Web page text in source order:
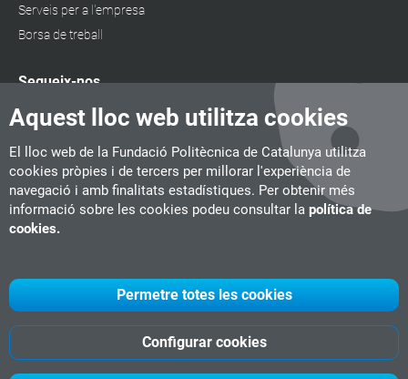
Aquest lloc web utilitza cookies
El lloc web de la Fundació Politècnica de Catalunya utilitza
cookies pròpies i de tercers per millorar l'experiència de
navegació i amb finalitats estadístiques. Per obtenir més
informació sobre les cookies podeu consultar la política de
cookies.
Configurar cookies
Permetre totes les cookies
Serveis per a l'empresa
Borsa de treball
Segueix-nos
UPC CITM UPC Videogames